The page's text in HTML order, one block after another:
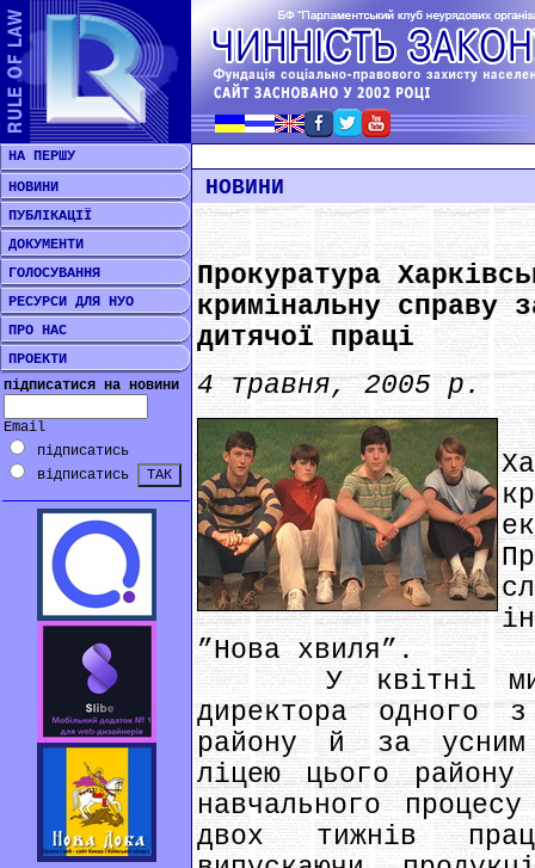
НА ПЕРШУ
НОВИНИ
ПУБЛІКАЦІЇ
ДОКУМЕНТИ
ГОЛОСУВАННЯ
РЕСУРСИ ДЛЯ НУО
ПРО НАС
ПРОЕКТИ
підписатися на новини
Email
підписатись
відписатись
НОВИНИ
Прокуратура
кримінальну справу
дитячої праці
4 травня, 2005 р.
”Нова хвиля”.
У квітні
директора одного з
району й за усним
ліцею цього
навчального
двох тижнів